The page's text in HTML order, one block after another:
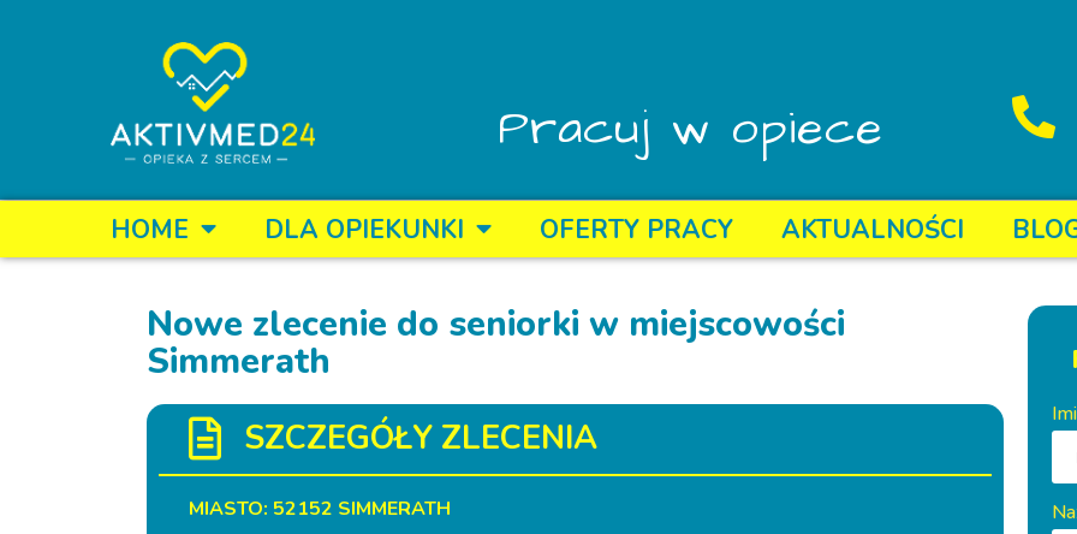
Pracuj w opiece
HOME DLA OPIEKUNKI OFERTY PRACY AKTUALNOŚCI
Nowe zlecenie do seniorki w miejscowości
Simmerath
SZCZEGÓŁY ZLECENIA
MIASTO: 52152 SIMMERATH